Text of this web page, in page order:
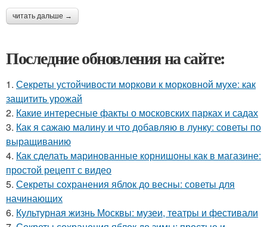
читать дальше →
Последние обновления на сайте:
1. Секреты устойчивости моркови к морковной мухе: как
защитить урожай
2. Какие интересные факты о московских парках и садах
3. Как я сажаю малину и что добавляю в лунку: советы по
выращиванию
4. Как сделать маринованные корнишоны как в магазине:
простой рецепт с видео
5. Секреты сохранения яблок до весны: советы для
начинающих
6. Культурная жизнь Москвы: музеи, театры и фестивали